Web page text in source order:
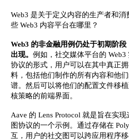
Web3 是关于定义内容的生产者和
些 Web3 内容平台在哪里？
Web3 的非金融用例仍处于初期阶
出现。例如，社交媒体平台的
协议的形式，用户可以在其中真正
料，包括他们制作的所有内容和他
谱。然后可以将他们的配置文件移
核策略的前端界面。
Aave 的 Lens Protocol 就是旨在实
图协议的一个示例。通过存储在
互，用户的社交图可以跨应用程序